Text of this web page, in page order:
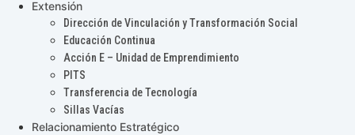
Extensión
Dirección de Vinculación y Transformación Social
Educación Continua
Acción E – Unidad de Emprendimiento
PITS
Transferencia de Tecnología
Sillas Vacías
Relacionamiento Estratégico